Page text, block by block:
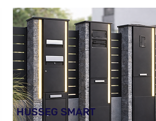
HUSSEG SMART